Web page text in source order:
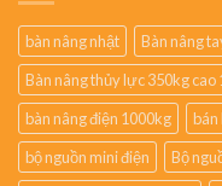
bàn nâng nhật
Bàn nâng
Bàn nâng thủy lực 350kg cao
bàn nâng điện 1000kg
bán
bộ nguồn mini điện
Bộ